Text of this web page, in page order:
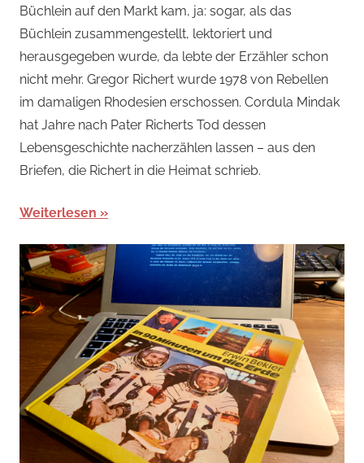
Büchlein auf den Markt kam, ja: sogar, als das
Büchlein zusammengestellt, lektoriert und
herausgegeben wurde, da lebte der Erzähler schon
nicht mehr. Gregor Richert wurde 1978 von Rebellen
im damaligen Rhodesien erschossen. Cordula Mindak
hat Jahre nach Pater Richerts Tod dessen
Lebensgeschichte nacherzählen lassen – aus den
Briefen, die Richert in die Heimat schrieb.
Weiterlesen